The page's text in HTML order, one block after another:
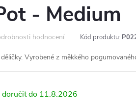
- Medium
hodnocení Kód produktu:
Vyrobené z měkkého
11.8.2026